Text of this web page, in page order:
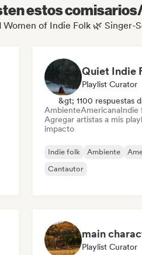
estos
of Indie Folk 🌿 Singer-
Quiet Indie
Playlist Curator
&gt; 1100 respuestas
AmbienteAmericanaIndie
Agregar artistas a mis
impacto
Indie folk Ambiente
Cantautor
Playlist Curator